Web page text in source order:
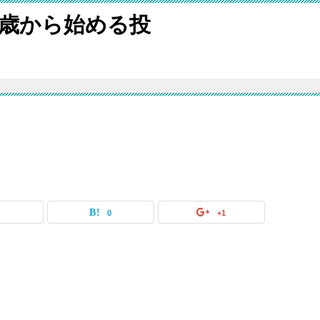
から始める投
0 +1